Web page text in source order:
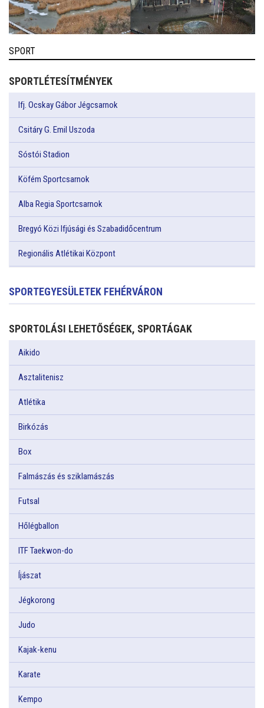
SPORT
SPORTLÉTESÍTMÉNYEK
Ifj. Ocskay Gábor Jégcsarnok
Csitáry G. Emil Uszoda
Sóstói Stadion
Köfém Sportcsarnok
Alba Regia Sportcsarnok
Bregyó Közi Ifjúsági és Szabadidőcentrum
Regionális Atlétikai Központ
SPORTEGYESÜLETEK FEHÉRVÁRON
SPORTOLÁSI LEHETŐSÉGEK, SPORTÁGAK
Aikido
Asztalitenisz
Atlétika
Birkózás
Box
Falmászás és sziklamászás
Futsal
Hőlégballon
ITF Taekwon-do
Íjászat
Jégkorong
Judo
Kajak-kenu
Karate
Kempo